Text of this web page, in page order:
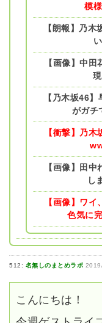
模
【朗報】乃
【画像】中
【乃木坂46
がガチ
【衝撃】乃
【画像】田
し
【画像】ワ
色気に
512: 名無しのまとめラボ
こんにちは！